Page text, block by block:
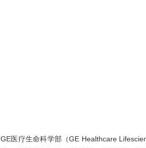
GE医疗生命科学部（GE Healthcare